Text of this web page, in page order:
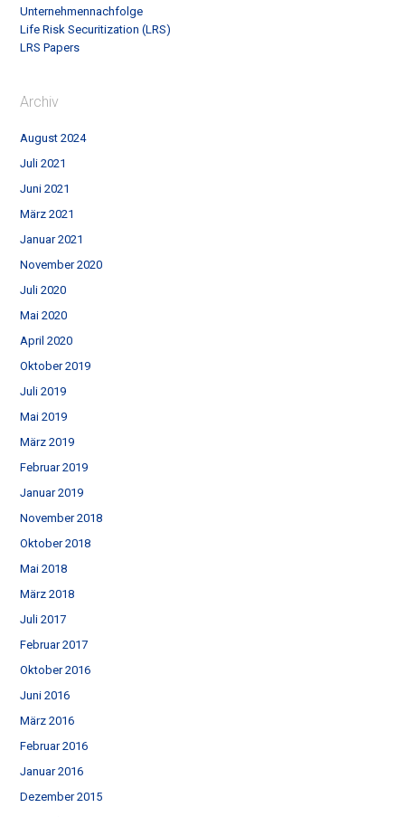
Unternehmennachfolge
Life Risk Securitization (LRS)
LRS Papers
Archiv
August 2024
Juli 2021
Juni 2021
März 2021
Januar 2021
November 2020
Juli 2020
Mai 2020
April 2020
Oktober 2019
Juli 2019
Mai 2019
März 2019
Februar 2019
Januar 2019
November 2018
Oktober 2018
Mai 2018
März 2018
Juli 2017
Februar 2017
Oktober 2016
Juni 2016
März 2016
Februar 2016
Januar 2016
Dezember 2015